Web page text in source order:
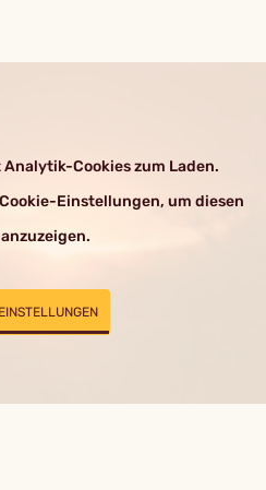
Cookies zum Laden.
Einstellungen, um diesen